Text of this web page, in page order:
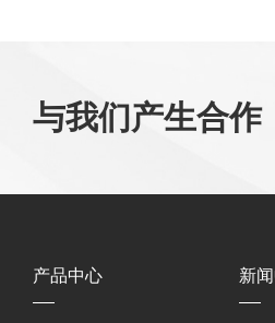
与我们产生合作
产品中心 新